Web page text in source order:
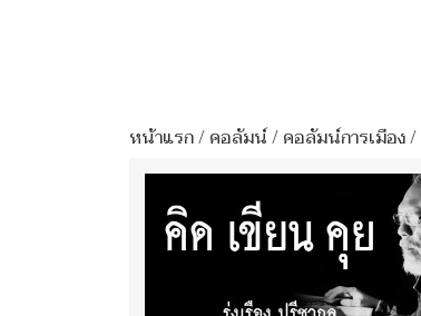
หน้าแรก/คอลัมน์/คอลัมน์การเมือง/